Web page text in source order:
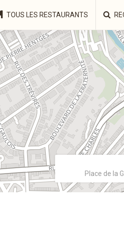
TOUS LES RESTAURANTS
Place de la